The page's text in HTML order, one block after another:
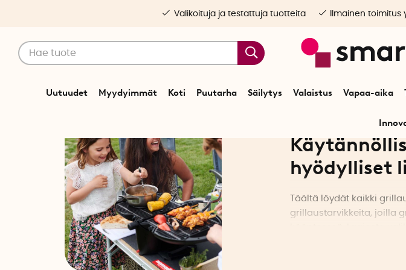
Uutuudet Myydyimmät Koti Puutarha Säilytys Valaistus Vapaa-aika
Valikoituja ja testattuja tuotteita Ilmainen toimitus
hyödylliset
Täältä löydät kaikki
grillaustarvikkeita, joilla